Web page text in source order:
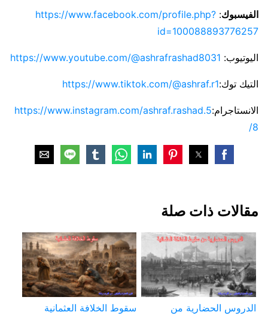
الفيسبوك:
https://www.facebook.com/profile.php?
id=100088893776257
اليوتيوب: https://www.youtube.com/@ashrafrashad8031
التيك توك:https://www.tiktok.com/@ashraf.r1
الانستاجرام:https://www.instagram.com/ashraf.rashad.5
8/
مقالات ذات صلة
الدروس الحضارية من
سقوط الخلافة العثمانية